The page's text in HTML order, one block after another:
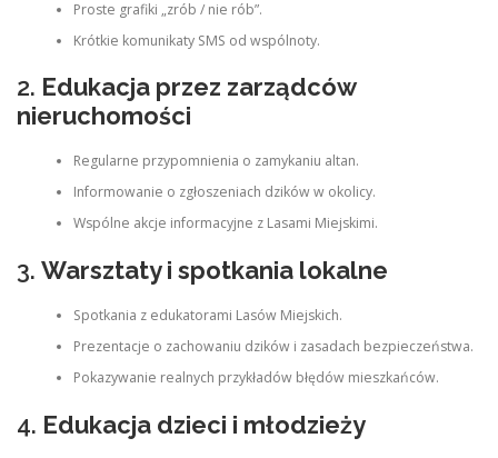
Proste grafiki „zrób / nie rób”.
Krótkie komunikaty SMS od wspólnoty.
2. Edukacja przez zarządców
nieruchomości
Regularne przypomnienia o zamykaniu altan.
Informowanie o zgłoszeniach dzików w okolicy.
Wspólne akcje informacyjne z Lasami Miejskimi.
3. Warsztaty i spotkania lokalne
Spotkania z edukatorami Lasów Miejskich.
Prezentacje o zachowaniu dzików i zasadach bezpieczeństwa.
Pokazywanie realnych przykładów błędów mieszkańców.
4. Edukacja dzieci i młodzieży